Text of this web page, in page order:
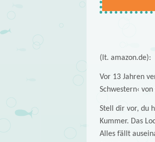
(lt. amazon.de):
Vor 13 Jahren
Schwestern‹
Stell dir vor, du
Kummer. Das
Alles fällt